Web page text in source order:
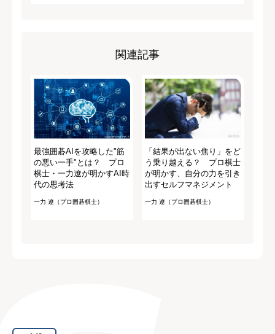
関連記事
最強囲碁AIを攻略した"筋
の悪い一手"とは？ プロ
棋士・一力遼が明かすAI時
代の思考法
一力 遼（プロ囲碁棋士）
「結果が出ない焦り」をど
う乗り越える？ プロ棋士
が明かす、自分の力を引き
出すセルフマネジメント
一力 遼（プロ囲碁棋士）